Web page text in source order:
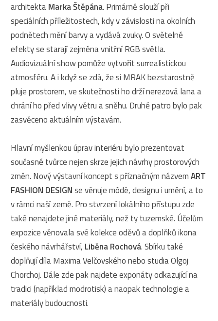
architektaMarka Štěpána. Primárně slouží při
speciálních příležitostech, kdy v závislosti na okolních
podnětech mění barvy a vydává zvuky. O světelné
efekty se starají zejména vnitřní RGB světla.
Audiovizuální show pomůže vytvořit surrealistickou
atmosféru. A i když se zdá, že si MRAK bezstarostně
pluje prostorem, ve skutečnosti ho drží nerezová lana a
chrání ho před vlivy větru a sněhu. Druhé patro bylo pak
zasvěceno aktuálním výstavám.
Hlavní myšlenkou úprav interiéru bylo prezentovat
současné tvůrce nejen skrze jejich návrhy prostorových
změn. Nový výstavní koncept s příznačným názvemART
FASHION DESIGNse věnuje módě, designu i umění, a to
v rámci naší země. Pro stvrzení lokálního přístupu zde
také nenajdete jiné materiály, než ty tuzemské. Účelům
expozice věnovala své kolekce oděvů a doplňků ikona
českého návrhářství, Liběna Rochová. Sbírku také
doplňují díla Maxima Velčovského nebo studia Olgoj
Chorchoj. Dále zde pak najdete exponáty odkazující na
tradici (například modrotisk) a naopak technologie a
materiály budoucnosti.